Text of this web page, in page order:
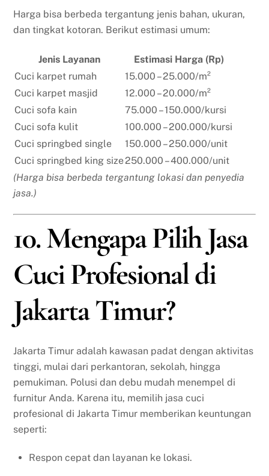
Harga bisa berbeda tergantung jenis bahan, ukuran,
dan tingkat kotoran. Berikut estimasi umum:
Jenis Layanan
Estimasi Harga (Rp)
Cuci karpet rumah
15.000 – 25.000/m²
Cuci karpet masjid
12.000 – 20.000/m²
Cuci sofa kain
75.000 – 150.000/kursi
Cuci sofa kulit
100.000 – 200.000/kursi
Cuci springbed single
150.000 – 250.000/unit
Cuci springbed king size250.000 – 400.000/unit
(Harga bisa berbeda tergantung lokasi dan penyedia
jasa.)
10. Mengapa Pilih Jasa
Cuci Profesional di
Jakarta Timur?
Jakarta Timur adalah kawasan padat dengan aktivitas
tinggi, mulai dari perkantoran, sekolah, hingga
pemukiman. Polusi dan debu mudah menempel di
furnitur Anda. Karena itu, memilih jasa cuci
profesional di Jakarta Timur memberikan keuntungan
seperti:
Respon cepat dan layanan ke lokasi.